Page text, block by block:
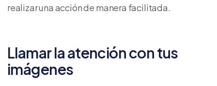
realizar una acción de manera facilitada.
Llamar la atención con tus
imágenes